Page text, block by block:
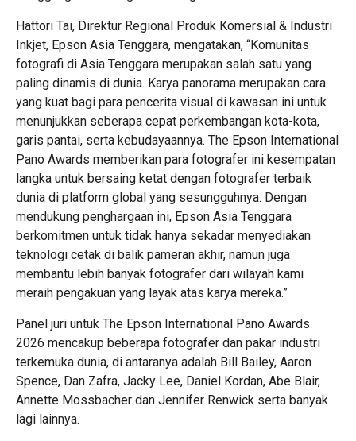
Hattori Tai, Direktur Regional Produk Komersial & Industri
Inkjet, Epson Asia Tenggara, mengatakan, “Komunitas
fotografi di Asia Tenggara merupakan salah satu yang
paling dinamis di dunia. Karya panorama merupakan cara
yang kuat bagi para pencerita visual di kawasan ini untuk
menunjukkan seberapa cepat perkembangan kota-kota,
garis pantai, serta kebudayaannya. The Epson International
Pano Awards memberikan para fotografer ini kesempatan
langka untuk bersaing ketat dengan fotografer terbaik
dunia di platform global yang sesungguhnya. Dengan
mendukung penghargaan ini, Epson Asia Tenggara
berkomitmen untuk tidak hanya sekadar menyediakan
teknologi cetak di balik pameran akhir, namun juga
membantu lebih banyak fotografer dari wilayah kami
meraih pengakuan yang layak atas karya mereka.”
Panel juri untuk The Epson International Pano Awards
2026 mencakup beberapa fotografer dan pakar industri
terkemuka dunia, di antaranya adalah Bill Bailey, Aaron
Spence, Dan Zafra, Jacky Lee, Daniel Kordan, Abe Blair,
Annette Mossbacher dan Jennifer Renwick serta banyak
lagi lainnya.